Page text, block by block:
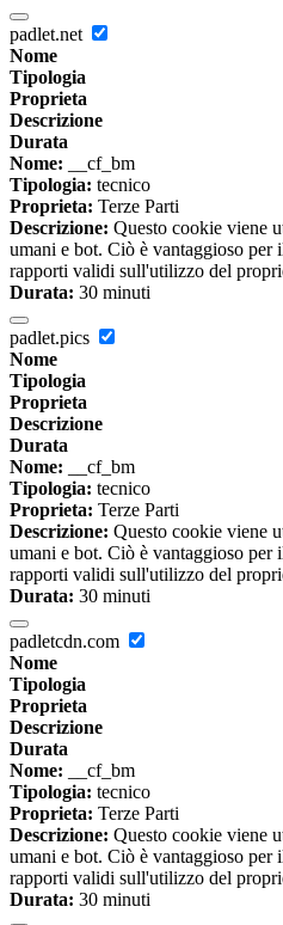
padlet.net
Nome
Tipologia
Proprieta
Descrizione
Durata
Nome: __cf_bm
Tipologia: tecnico
Proprieta: Terze Parti
Descrizione: Questo cookie viene
umani e bot. Ciò è vantaggioso per
rapporti validi sull'utilizzo del
Durata: 30 minuti
padlet.pics
Nome
Tipologia
Proprieta
Descrizione
Durata
Nome: __cf_bm
Tipologia: tecnico
Proprieta: Terze Parti
Descrizione: Questo cookie viene
umani e bot. Ciò è vantaggioso per
rapporti validi sull'utilizzo del
Durata: 30 minuti
padletcdn.com
Nome
Tipologia
Proprieta
Descrizione
Durata
Nome: __cf_bm
Tipologia: tecnico
Proprieta: Terze Parti
Descrizione: Questo cookie viene
umani e bot. Ciò è vantaggioso per
rapporti validi sull'utilizzo del
Durata: 30 minuti